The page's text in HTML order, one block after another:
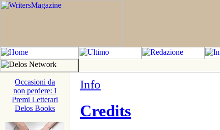
Occasioni da
non perdere: I
Premi Letterari
Delos Books
Info
Credits